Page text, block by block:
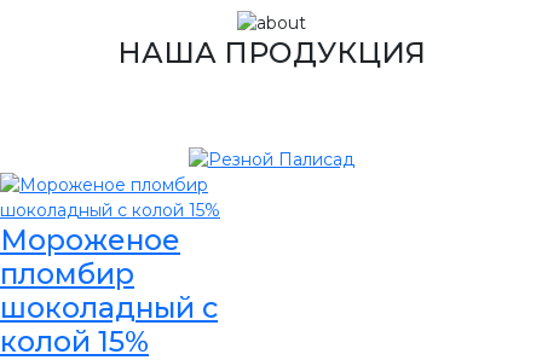
НАША ПРОДУКЦИЯ
Мороженое
пломбир
шоколадный с
колой 15%